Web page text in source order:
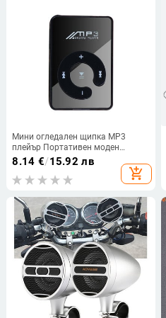
Мини огледален щипка MP3
плейър Портативен моден
спортен USB цифров музикален
плейър Micro SD TF карта Медиен
плейър
8.14 €/15.92 лв
add_shopping_cart